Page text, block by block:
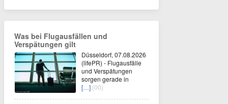
Was bei Flugausfällen und
Verspätungen gilt
Düsseldorf, 07.08.2026
(lifePR) - Flugausfälle
und Verspätungen
sorgen gerade in
[…] (00)